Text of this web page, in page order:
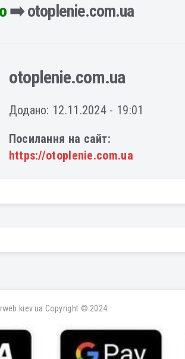
➡️ otoplenie.com.ua
otoplenie.com.ua
Додано: 12.11.2024 - 19:01
Посилання на сайт:
https://otoplenie.com.ua
Copyright © 2024.